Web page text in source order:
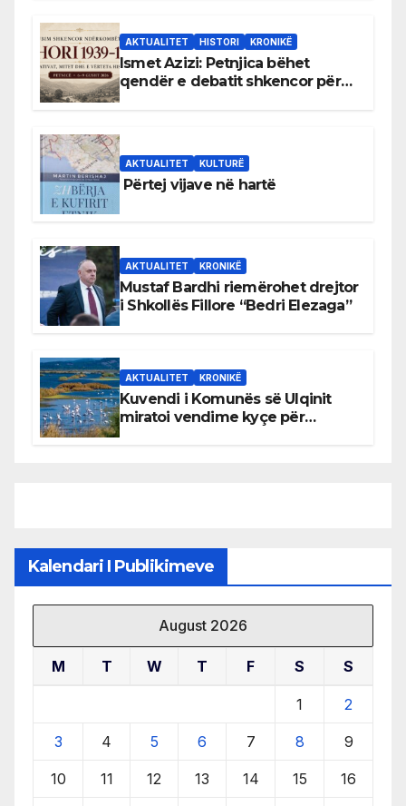
AKTUALITET HISTORI KRONIKË
Ismet Azizi: Petnjica bëhet
qendër e debatit shkencor për
AKTUALITET KULTURË
Përtej vijave në hartë
AKTUALITET KRONIKË
Mustaf Bardhi riemërohet drejtor
i Shkollës Fillore “Bedri Elezaga”
AKTUALITET KRONIKË
Kuvendi i Komunës së Ulqinit
miratoi vendime kyçe për
Kalendari I Publikimeve
August 2026
M T W T F S S
1 2
3 4 5 6 7 8 9
10 11 12 13 14 15 16